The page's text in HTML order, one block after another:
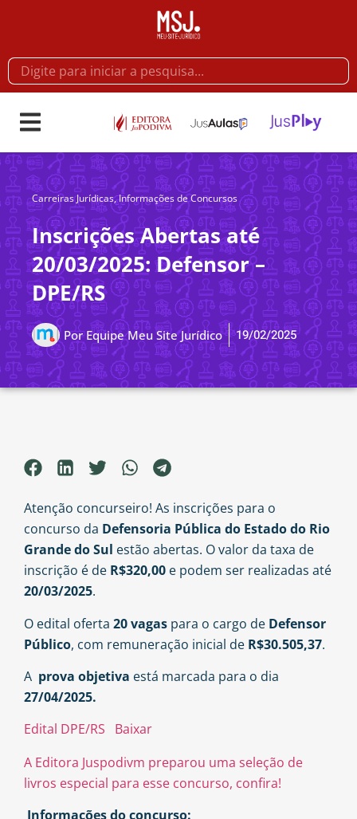
Carreiras Jurídicas,Informações de Concursos
Inscrições Abertas até
20/03/2025: Defensor –
DPE/RS
PorEquipe Meu Site Jurídico 19/02/2025
Atenção concurseiro! As inscrições para o
concurso da Defensoria Pública do Estado do Rio
Grande do Sul estão abertas. O valor da taxa de
inscrição é de R$320,00 e podem ser realizadas até
20/03/2025.
O edital oferta 20 vagas para o cargo de Defensor
Público, com remuneração inicial de R$30.505,37.
A prova objetiva está marcada para o dia
27/04/2025.
Edital DPE/RS
Baixar
A Editora Juspodivm preparou uma seleção de
livros especial para esse concurso, confira!
Informações do concurso: